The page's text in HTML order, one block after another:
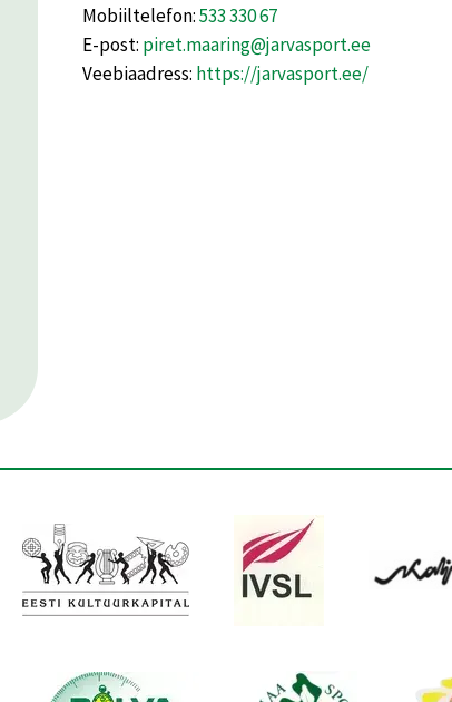
Mobiiltelefon:533 330 67
E-post: piret.maaring@jarvasport.ee
Veebiaadress: https://jarvasport.ee/